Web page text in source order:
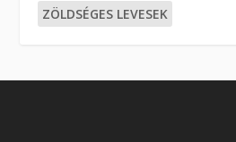
ZÖLDSÉGES LEVESEK